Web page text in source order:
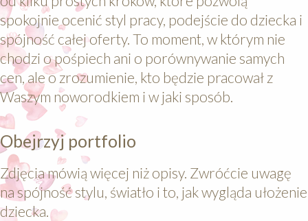
spokojnie ocenić styl pracy, podejście do dziecka i
spójność całej oferty. To moment, w którym nie
chodzi o pośpiech ani o porównywanie samych
cen, ale o zrozumienie, kto będzie pracował z
Waszym noworodkiem i w jaki sposób.
Obejrzyj portfolio
Zdjęcia mówią więcej niż opisy. Zwróćcie uwagę
na spójność stylu, światło i to, jak wygląda ułożenie
dziecka.